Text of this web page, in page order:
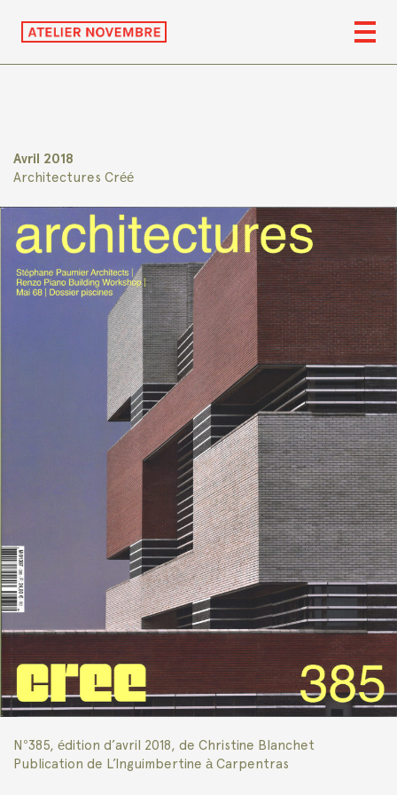
Avril 2018
Architectures Créé
N°385, édition d’avril 2018, de Christine Blanchet
Publication de L’Inguimbertine à Carpentras